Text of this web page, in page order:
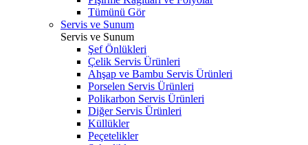
Tümünü Gör
Servis ve Sunum
Servis ve Sunum
Şef Önlükleri
Çelik Servis Ürünleri
Ahşap ve Bambu Servis Ürünleri
Porselen Servis Ürünleri
Polikarbon Servis Ürünleri
Diğer Servis Ürünleri
Küllükler
Peçetelikler